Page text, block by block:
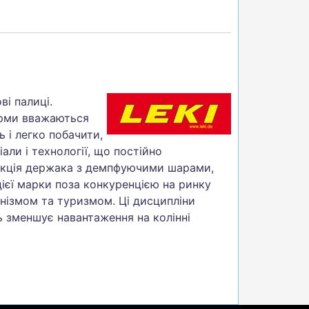
палиці.
вважаються
легко побачити,
і технології, що постійно
держака з демпфуючими шарами,
марки поза конкуренцією на ринку
та туризмом. Ці дисципліни
навантаження на колінні